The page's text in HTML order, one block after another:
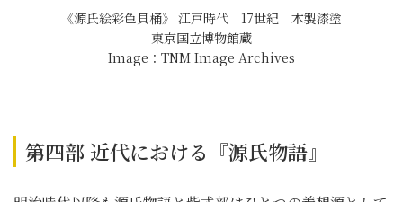
《源氏絵彩色貝桶》 江戸時代 17世紀 木製漆塗
東京国立博物館蔵
Image：TNM Image Archives
第四部 近代における『源氏物語』